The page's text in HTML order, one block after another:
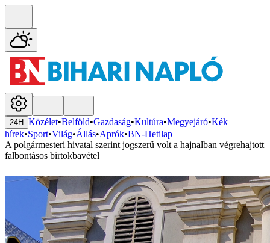
24H Közélet•Belföld•Gazdaság•Kultúra•Megyejáró•Kék
hírek•Sport•Világ•Állás•Aprók•BN-Hetilap
A polgármesteri hivatal szerint jogszerű volt a hajnalban végrehajtott
falbontásos birtokbavétel